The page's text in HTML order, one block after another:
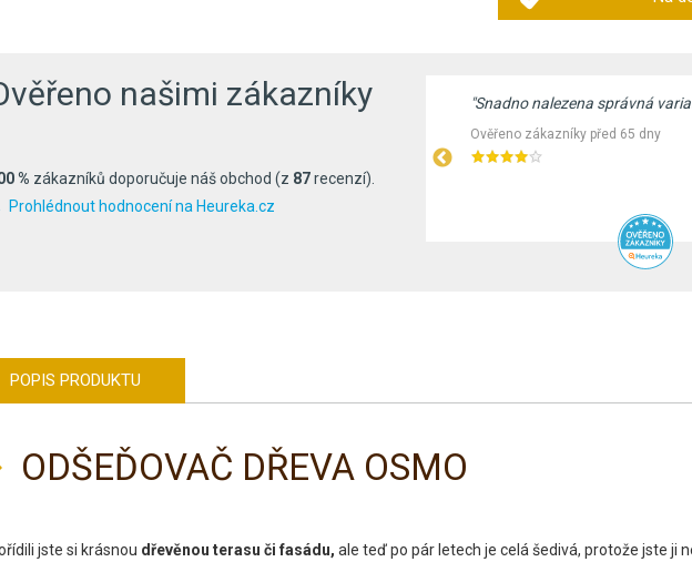
našimi zákazníky
% zákazníků doporučuje náš obchod (z 87recenzí).
Prohlédnout hodnocení na Heureka.cz
"Nákup proběhl v pohodě, doručení v pořádku,
Ověřeno zákazníky před 379 dny
"Snadno nalezena správná
Ověřeno zákazníky před 65 dny
POPIS PRODUKTU
ODŠEĎOVAČ DŘEVA OSMO
jste si krásnou dřevěnou terasu či fasádu, ale teď po pár letech je celá šedivá, protože jste ji